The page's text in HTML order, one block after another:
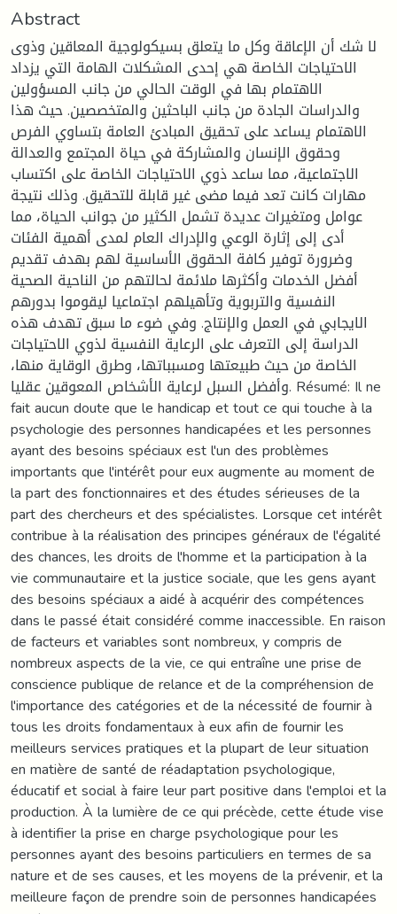
Abstract
لا شك أن الإعاقة وكل ما يتعلق بسيكولوجية المعاقين وذوى
الاحتياجات الخاصة هي إحدى المشكلات الهامة التي يزداد
الاهتمام بها في الوقت الحالي من جانب المسؤولين
والدراسات الجادة من جانب الباحثين والمتخصصين. حيث هذا
الاهتمام يساعد على تحقيق المبادئ العامة بتساوي الفرص
وحقوق الإنسان والمشاركة في حياة المجتمع والعدالة
الاجتماعية، مما ساعد ذوي الاحتياجات الخاصة على اكتساب
مهارات كانت تعد فيما مضى غير قابلة للتحقيق. وذلك نتيجة
عوامل ومتغيرات عديدة تشمل الكثير من جوانب الحياة، مما
أدى إلى إثارة الوعي والإدراك العام لمدى أهمية الفئات
وضرورة توفير كافة الحقوق الأساسية لهم بهدف تقديم
أفضل الخدمات وأكثرها ملائمة لحالتهم من الناحية الصحية
النفسية والتربوية وتأهيلهم اجتماعيا ليقوموا بدورهم
الايجابي في العمل والإنتاج. وفي ضوء ما سبق تهدف هذه
الدراسة إلى التعرف على الرعاية النفسية لذوي الاحتياجات
الخاصة من حيث طبيعتها ومسبباتها، وطرق الوقاية منها،
وأفضل السبل لرعاية الأشخاص المعوقين عقليا. Résumé: Il ne
fait aucun doute que le handicap et tout ce qui touche à la
psychologie des personnes handicapées et les personnes
ayant des besoins spéciaux est l'un des problèmes
importants que l'intérêt pour eux augmente au moment de
la part des fonctionnaires et des études sérieuses de la
part des chercheurs et des spécialistes. Lorsque cet intérêt
contribue à la réalisation des principes généraux de l'égalité
des chances, les droits de l'homme et la participation à la
vie communautaire et la justice sociale, que les gens ayant
des besoins spéciaux a aidé à acquérir des compétences
dans le passé était considéré comme inaccessible. En raison
de facteurs et variables sont nombreux, y compris de
nombreux aspects de la vie, ce qui entraîne une prise de
conscience publique de relance et de la compréhension de
l'importance des catégories et de la nécessité de fournir à
tous les droits fondamentaux à eux afin de fournir les
meilleurs services pratiques et la plupart de leur situation
en matière de santé de réadaptation psychologique,
éducatif et social à faire leur part positive dans l'emploi et la
production. À la lumière de ce qui précède, cette étude vise
à identifier la prise en charge psychologique pour les
personnes ayant des besoins particuliers en termes de sa
nature et de ses causes, et les moyens de la prévenir, et la
meilleure façon de prendre soin de personnes handicapées